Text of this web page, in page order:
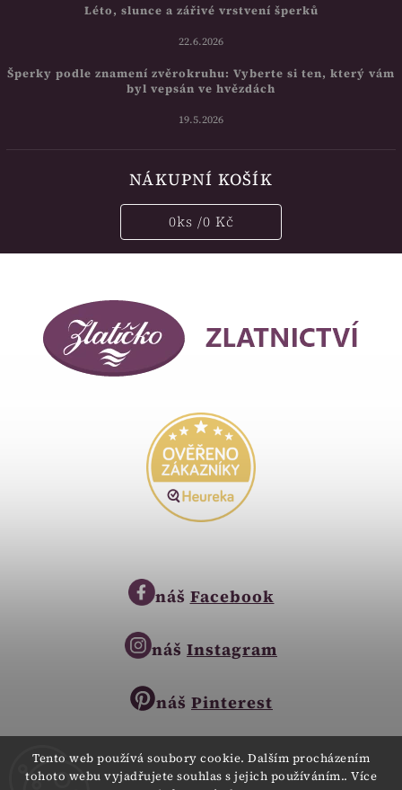
Tento web používá soubory cookie. Dalším procházením
tohoto webu vyjadřujete souhlas s jejich používáním.. Více
Léto, slunce a zářivé vrstvení šperků
22.6.2026
Šperky podle znamení zvěrokruhu: Vyberte si ten, který vám
byl vepsán ve hvězdách
19.5.2026
NÁKUPNÍ KOŠÍK
0ks /0 Kč
náš Facebook
náš Instagram
náš Pinterest